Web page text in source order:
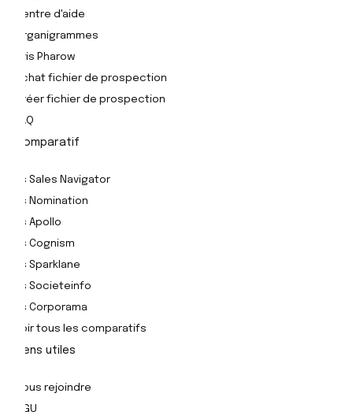
Centre d'aide
Organigrammes
Avis Pharow
Achat fichier de prospection
Créer fichier de prospection
FAQ
Comparatif
Vs Sales Navigator
Vs Nomination
Vs Apollo
Vs Cognism
Vs Sparklane
Vs Societeinfo
Vs Corporama
Voir tous les comparatifs
Liens utiles
Nous rejoindre
CGU